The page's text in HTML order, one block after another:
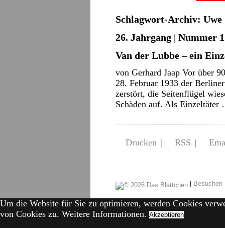
Schlagwort-Archiv: Uwe
26. Jahrgang | Nummer
Van der Lubbe – ein
von Gerhard Jaap Vor über
28. Februar 1933 der
zerstört, die Seitenflügel
Schäden auf. Als
Drucken | RSS |
|
Um die Website für Sie zu optimieren, werden Cookies
von Cookies zu. Weitere Informationen. Akzeptieren